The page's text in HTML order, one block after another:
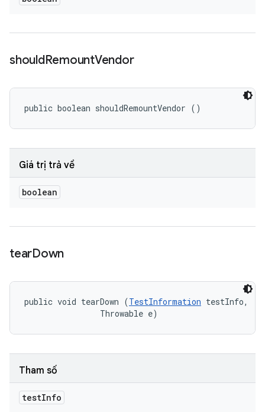
shouldRemountVendor
public boolean shouldRemountVendor ()
Giá trị trả về
boolean
tearDown
public void tearDown (TestInformation testInfo,
                Throwable e)
Tham số
testInfo